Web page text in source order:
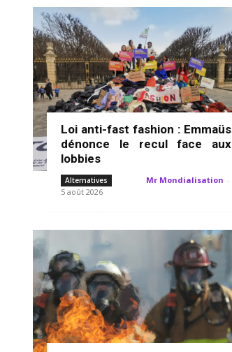
Loi anti-fast fashion : Emmaüs
dénonce le recul face aux
lobbies
Alternatives Mr Mondialisation -
5 août 2026